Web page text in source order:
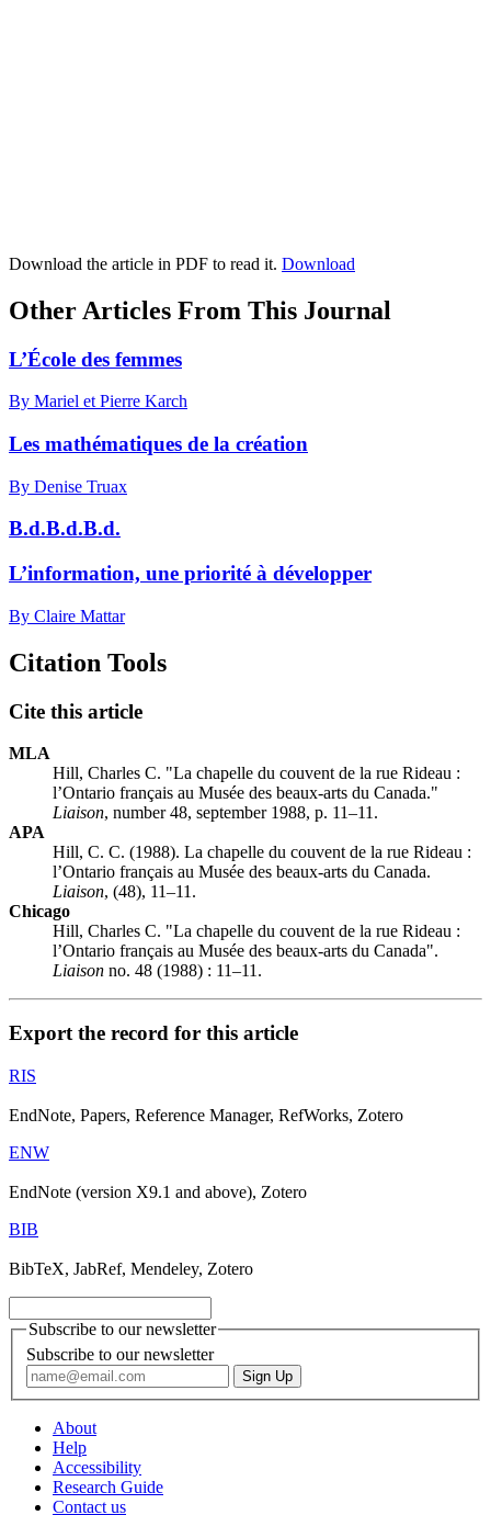
Download the article in PDF to read it. Download
Other Articles From This Journal
L’École des femmes
By Mariel et Pierre Karch
Les mathématiques de la création
By Denise Truax
B.d.B.d.B.d.
L’information, une priorité à développer
By Claire Mattar
Citation Tools
Cite this article
MLA
Hill, Charles C. "La chapelle du couvent de la rue Rideau :
l’Ontario français au Musée des beaux-arts du Canada."
Liaison, number 48, september 1988, p. 11–11.
APA
Hill, C. C. (1988). La chapelle du couvent de la rue Rideau :
l’Ontario français au Musée des beaux-arts du Canada.
Liaison, (48), 11–11.
Chicago
Hill, Charles C. "La chapelle du couvent de la rue Rideau :
l’Ontario français au Musée des beaux-arts du Canada".
Liaison no. 48 (1988) : 11–11.
Export the record for this article
RIS
EndNote, Papers, Reference Manager, RefWorks, Zotero
ENW
EndNote (version X9.1 and above), Zotero
BIB
BibTeX, JabRef, Mendeley, Zotero
Subscribe to our newsletter
Subscribe to our newsletter
About
Help
Accessibility
Research Guide
Contact us